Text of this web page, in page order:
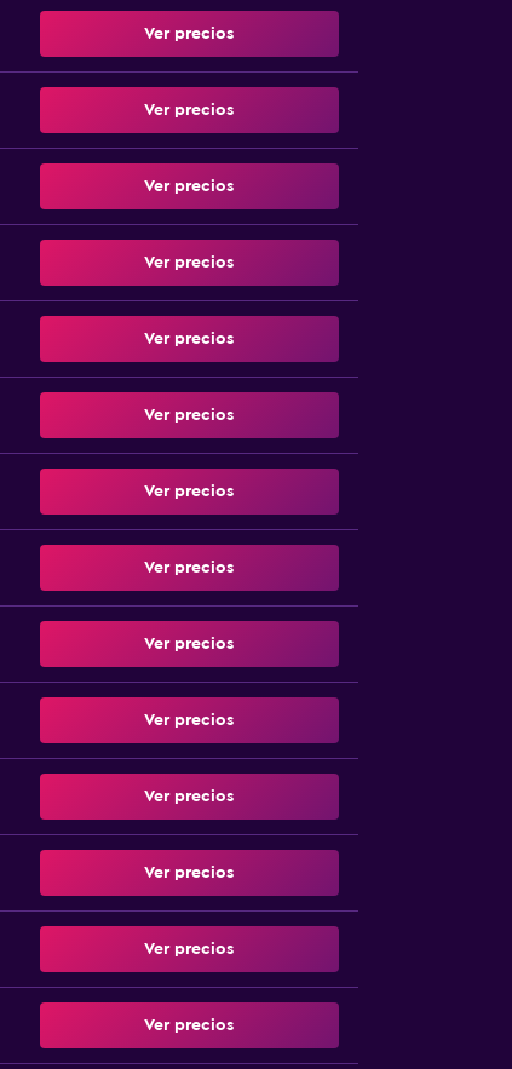
Ver precios
Ver precios
Ver precios
Ver precios
Ver precios
Ver precios
Ver precios
Ver precios
Ver precios
Ver precios
Ver precios
Ver precios
Ver precios
Ver precios